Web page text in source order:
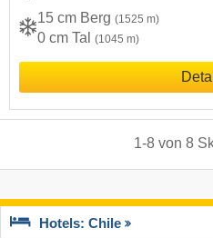
15 cm Berg (1525 m)
0 cm Tal (1045 m)
1-8von 8
Hotels: Chile